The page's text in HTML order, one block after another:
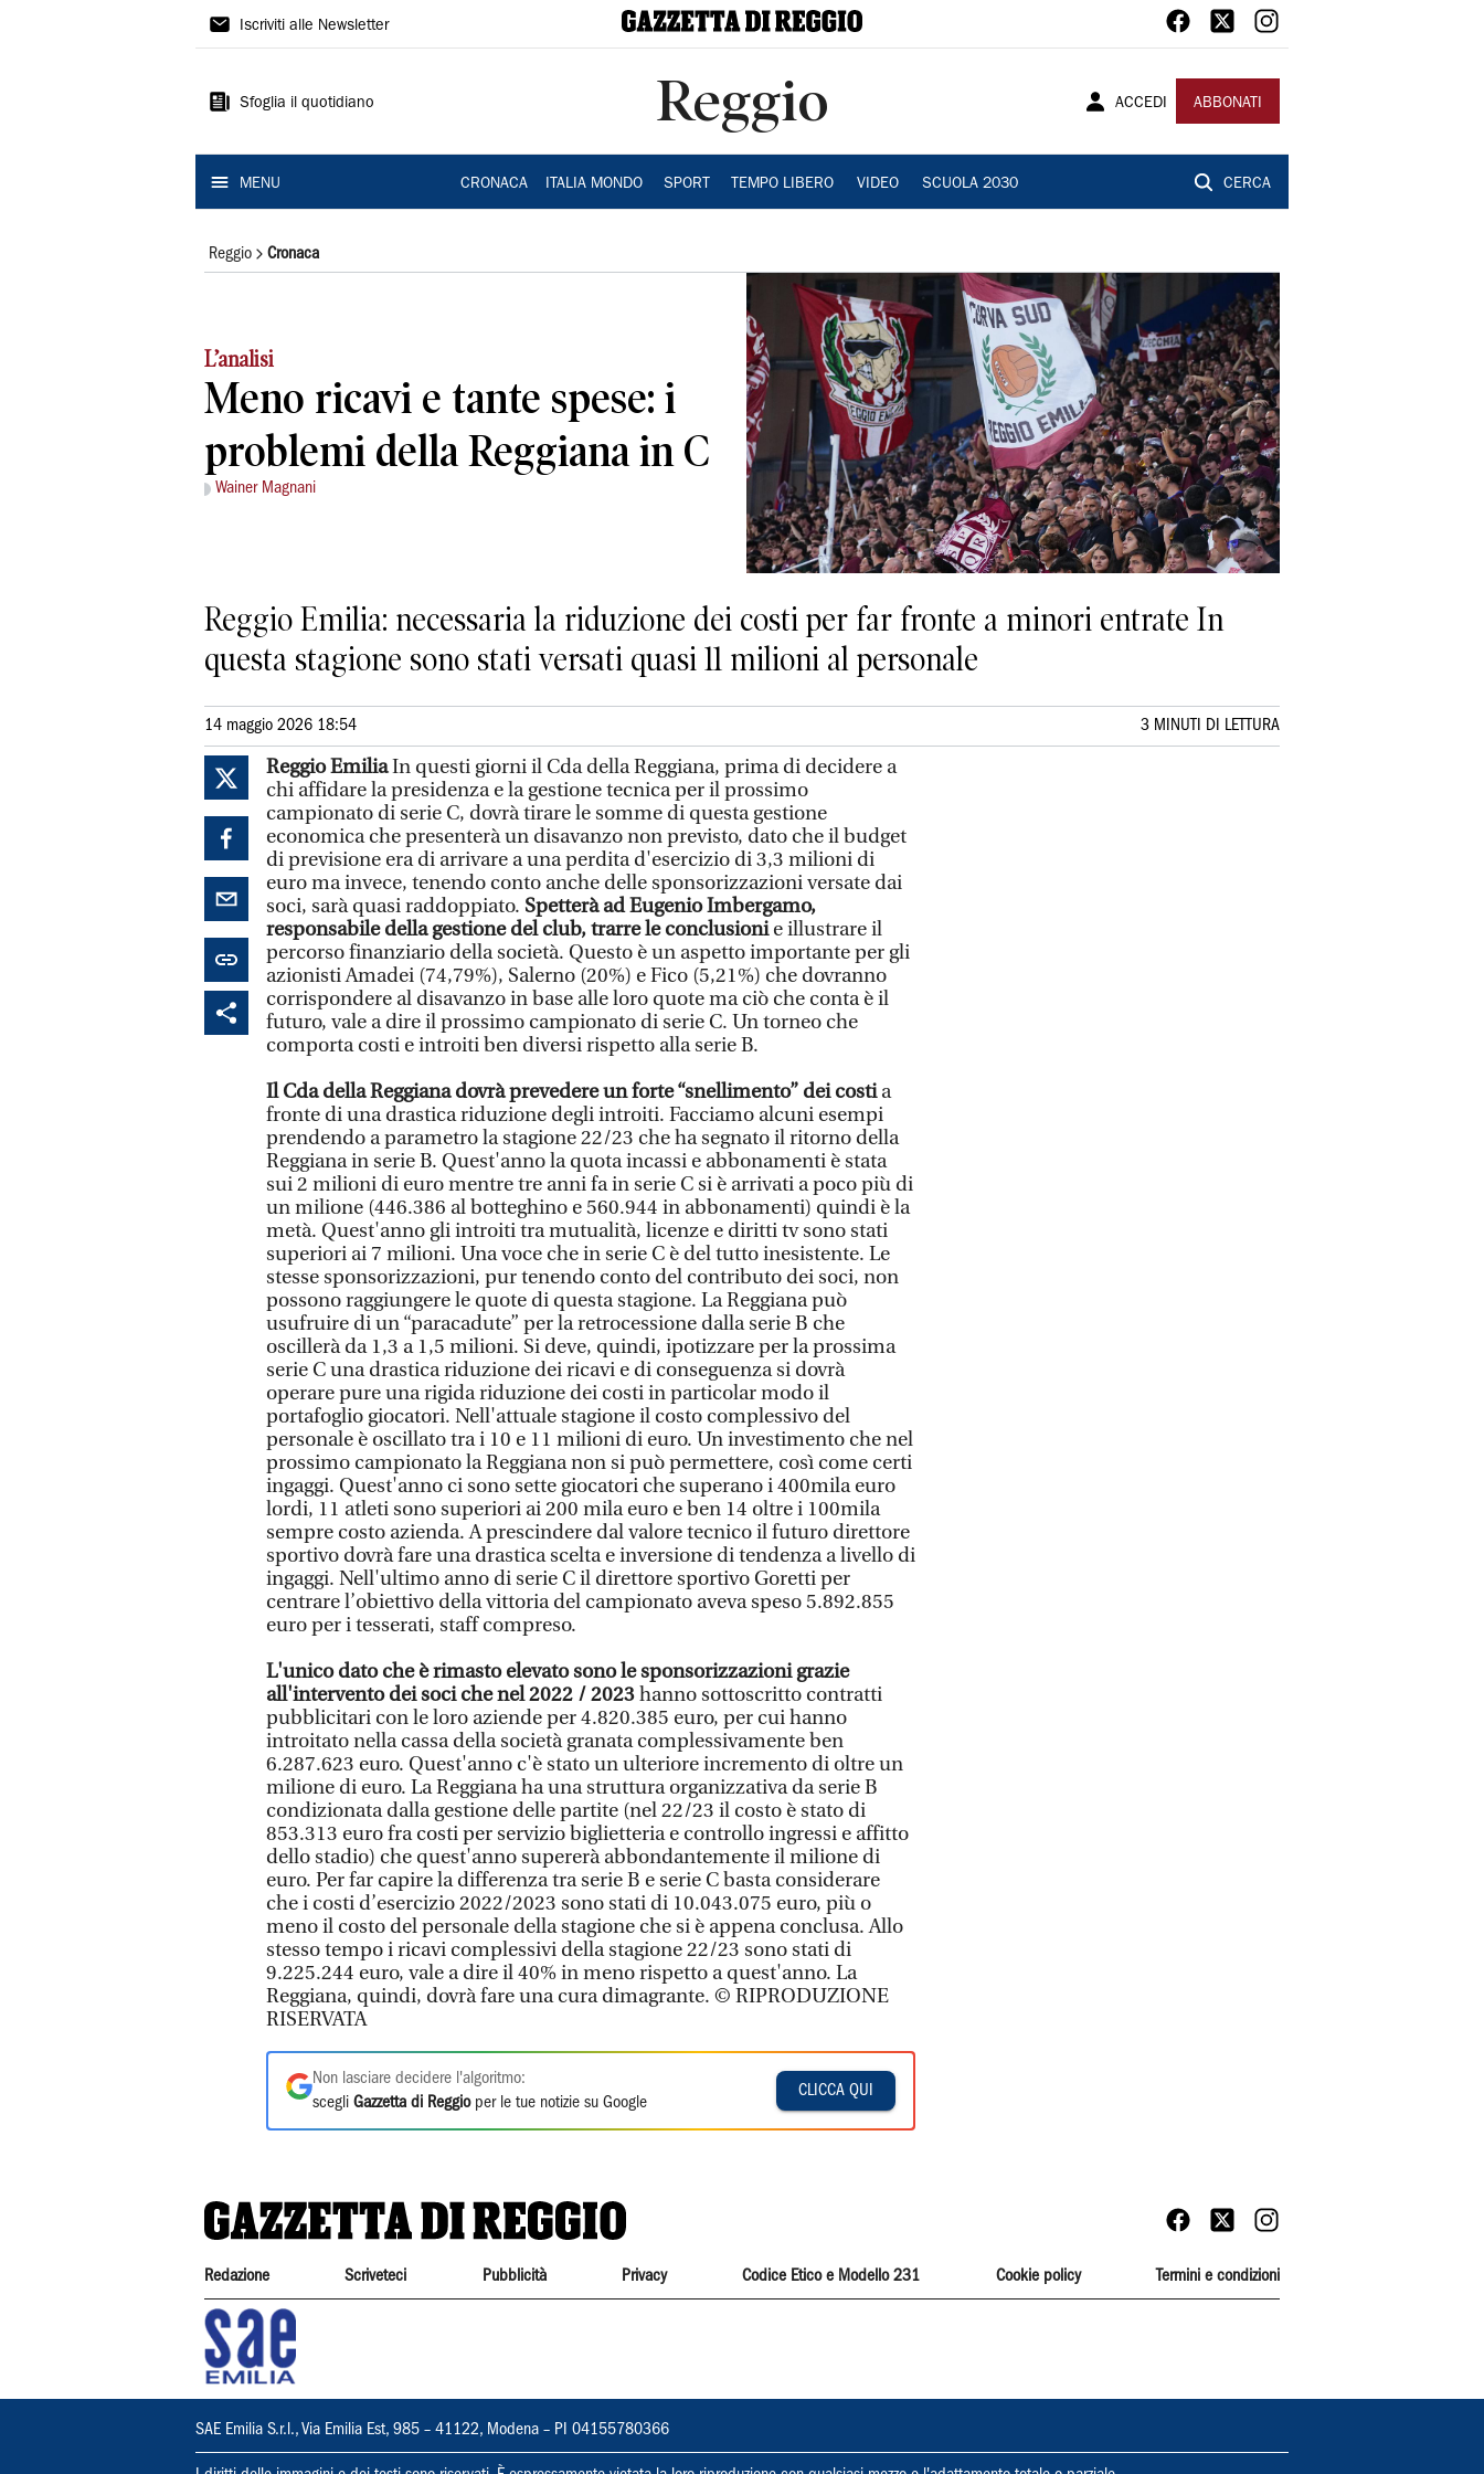
Gazzetta
Reggio
Iscriviti alle Newsletter
Sfoglia il quotidiano Reggio ACCEDI ABBONATI
MENU CRONACA ITALIA MONDO SPORT TEMPO LIBERO VIDEO SCUOLA 2030 CERCA
Reggio Cronaca
L’analisi
Meno ricavi e tante spese: i
problemi della Reggiana in C
Wainer Magnani
Reggio Emilia: necessaria la riduzione dei costi per far fronte a minori entrate In
questa stagione sono stati versati quasi 11 milioni al personale
14 maggio 2026 18:54 3 MINUTI DI LETTURA
Reggio EmiliaIn questi giorni il Cda della Reggiana, prima di decidere a
chi affidare la presidenza e la gestione tecnica per il prossimo
campionato di serie C, dovrà tirare le somme di questa gestione
economica che presenterà un disavanzo non previsto, dato che il budget
di previsione era di arrivare a una perdita d'esercizio di 3,3 milioni di
euro ma invece, tenendo conto anche delle sponsorizzazioni versate dai
soci, sarà quasi raddoppiato. Spetterà ad Eugenio Imbergamo,
responsabile della gestione del club, trarre le conclusionie illustrare il
percorso finanziario della società. Questo è un aspetto importante per gli
azionisti Amadei (74,79%), Salerno (20%) e Fico (5,21%) che dovranno
corrispondere al disavanzo in base alle loro quote ma ciò che conta è il
futuro, vale a dire il prossimo campionato di serie C. Un torneo che
comporta costi e introiti ben diversi rispetto alla serie B.
Il Cda della Reggiana dovrà prevedere un forte “snellimento” dei costia
fronte di una drastica riduzione degli introiti. Facciamo alcuni esempi
prendendo a parametro la stagione 22/23 che ha segnato il ritorno della
Reggiana in serie B. Quest'anno la quota incassi e abbonamenti è stata
sui 2 milioni di euro mentre tre anni fa in serie C si è arrivati a poco più di
un milione (446.386 al botteghino e 560.944 in abbonamenti) quindi è la
metà. Quest'anno gli introiti tra mutualità, licenze e diritti tv sono stati
superiori ai 7 milioni. Una voce che in serie C è del tutto inesistente. Le
stesse sponsorizzazioni, pur tenendo conto del contributo dei soci, non
possono raggiungere le quote di questa stagione. La Reggiana può
usufruire di un “paracadute” per la retrocessione dalla serie B che
oscillerà da 1,3 a 1,5 milioni. Si deve, quindi, ipotizzare per la prossima
serie C una drastica riduzione dei ricavi e di conseguenza si dovrà
operare pure una rigida riduzione dei costi in particolar modo il
portafoglio giocatori. Nell'attuale stagione il costo complessivo del
personale è oscillato tra i 10 e 11 milioni di euro. Un investimento che nel
prossimo campionato la Reggiana non si può permettere, così come certi
ingaggi. Quest'anno ci sono sette giocatori che superano i 400mila euro
lordi, 11 atleti sono superiori ai 200 mila euro e ben 14 oltre i 100mila
sempre costo azienda. A prescindere dal valore tecnico il futuro direttore
sportivo dovrà fare una drastica scelta e inversione di tendenza a livello di
ingaggi. Nell'ultimo anno di serie C il direttore sportivo Goretti per
centrare l’obiettivo della vittoria del campionato aveva speso 5.892.855
euro per i tesserati, staff compreso.
L'unico dato che è rimasto elevato sono le sponsorizzazioni grazie
all'intervento dei soci che nel 2022 / 2023hanno sottoscritto contratti
pubblicitari con le loro aziende per 4.820.385 euro, per cui hanno
introitato nella cassa della società granata complessivamente ben
6.287.623 euro. Quest'anno c'è stato un ulteriore incremento di oltre un
milione di euro. La Reggiana ha una struttura organizzativa da serie B
condizionata dalla gestione delle partite (nel 22/23 il costo è stato di
853.313 euro fra costi per servizio biglietteria e controllo ingressi e affitto
dello stadio) che quest'anno supererà abbondantemente il milione di
euro. Per far capire la differenza tra serie B e serie C basta considerare
che i costi d’esercizio 2022/2023 sono stati di 10.043.075 euro, più o
meno il costo del personale della stagione che si è appena conclusa. Allo
stesso tempo i ricavi complessivi della stagione 22/23 sono stati di
9.225.244 euro, vale a dire il 40% in meno rispetto a quest'anno. La
Reggiana, quindi, dovrà fare una cura dimagrante. © RIPRODUZIONE
RISERVATA
Non lasciare decidere l'algoritmo:
scegli Gazzetta di Reggioper le tue notizie su Google
CLICCA QUI
Redazione Scriveteci Pubblicità Privacy Codice Etico e Modello 231 Cookie policy Termini e condizioni
SAE Emilia S.r.l., Via Emilia Est, 985 – 41122, Modena – PI 04155780366